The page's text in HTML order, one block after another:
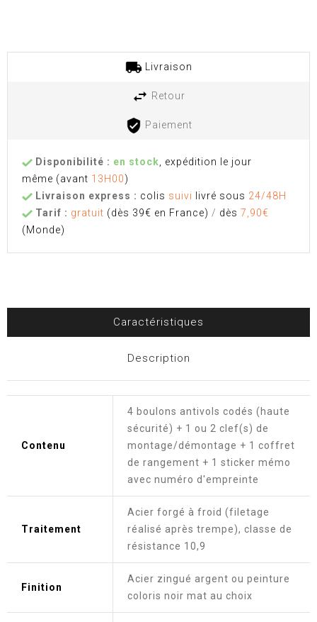
Livraison
Retour
Paiement
Disponibilité : en stock, expédition le jour
même (avant 13H00)
Livraison express : colis suivi livré sous 24/48H
Tarif : gratuit (dès 39€ en France) / dès 7,90€
(Monde)
Caractéristiques
Description
Contenu
4 boulons antivols codés (haute
sécurité) + 1 ou 2 clef(s) de
montage/démontage + 1 coffret
de rangement + 1 sticker mémo
avec numéro d'empreinte
Traitement
Acier forgé à froid (filetage
réalisé après trempe), classe de
résistance 10,9
Finition
Acier zingué argent ou peinture
coloris noir mat au choix